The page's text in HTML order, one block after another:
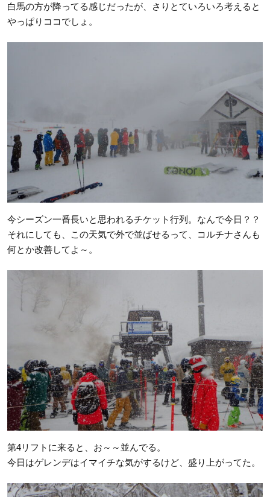
白馬の方が降ってる感じだったが、さりとていろいろ考えると
やっぱりココでしょ。
今シーズン一番長いと思われるチケット行列。なんで今日？？
それにしても、この天気で外で並ばせるって、コルチナさんも
何とか改善してよ～。
第4リフトに来ると、お～～並んでる。
今日はゲレンデはイマイチな気がするけど、盛り上がってた。